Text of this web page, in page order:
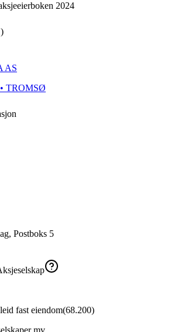
2024
)
AS
• TROMSØ
Postboks 5
fast eiendom(68.200)